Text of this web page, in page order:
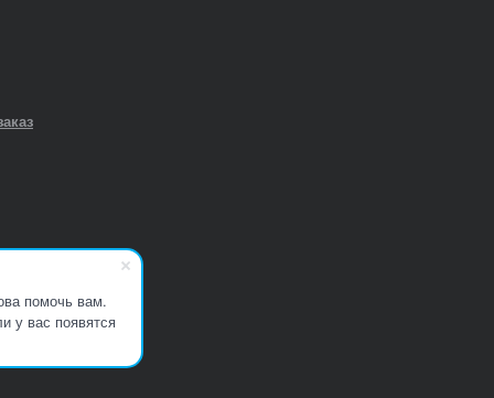
помочь вам.
у вас появятся